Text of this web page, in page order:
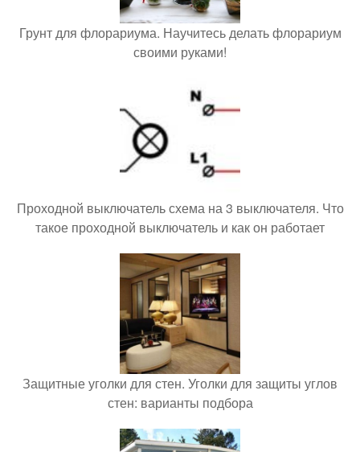
Грунт для флорариума. Научитесь делать флорариум
своими руками!
Проходной выключатель схема на 3 выключателя. Что
такое проходной выключатель и как он работает
Защитные уголки для стен. Уголки для защиты углов
стен: варианты подбора